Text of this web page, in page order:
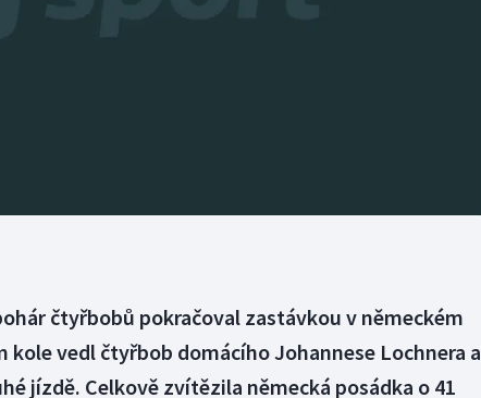
čtyřbobů pokračoval zastávkou v německém
kole vedl čtyřbob domácího Johannese Lochnera a
jízdě. Celkově zvítězila německá posádka o 41